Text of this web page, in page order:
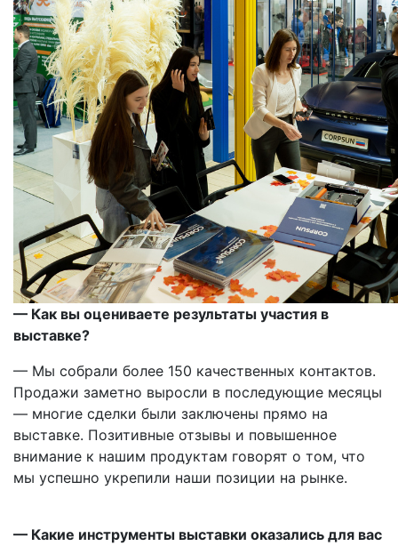
— Как вы оцениваете результаты участия в
выставке?
— Мы собрали более 150 качественных контактов.
Продажи заметно выросли в последующие месяцы
— многие сделки были заключены прямо на
выставке. Позитивные отзывы и повышенное
внимание к нашим продуктам говорят о том, что
мы успешно укрепили наши позиции на рынке.
— Какие инструменты выставки оказались для вас